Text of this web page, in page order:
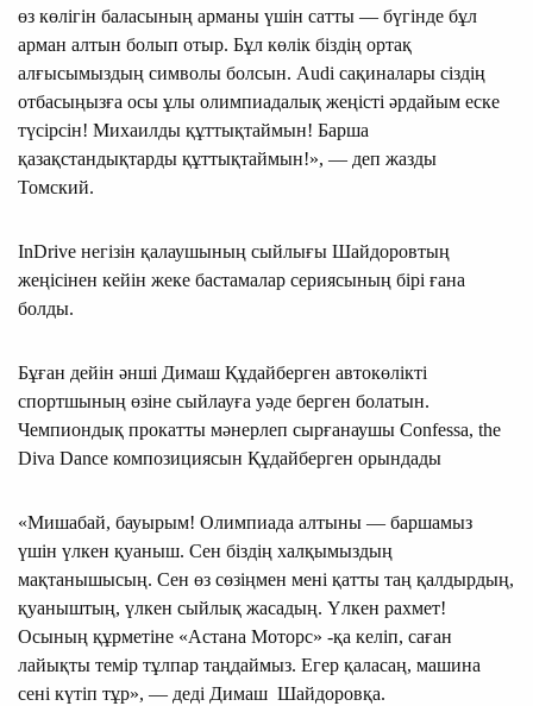
өз көлігін баласының арманы үшін сатты — бүгінде бұл
арман алтын болып отыр. Бұл көлік біздің ортақ
алғысымыздың символы болсын. Audi сақиналары сіздің
отбасыңызға осы ұлы олимпиадалық жеңісті әрдайым еске
түсірсін! Михаилды құттықтаймын! Барша
қазақстандықтарды құттықтаймын!», — деп жазды
Томский.
InDrive негізін қалаушының сыйлығы Шайдоровтың
жеңісінен кейін жеке бастамалар сериясының бірі ғана
болды.
Бұған дейін әнші Димаш Құдайберген автокөлікті
спортшының өзіне сыйлауға уәде берген болатын.
Чемпиондық прокатты мәнерлеп сырғанаушы Confessa, the
Diva Dance композициясын Құдайберген орындады
«Мишабай, бауырым! Олимпиада алтыны — баршамыз
үшін үлкен қуаныш. Сен біздің халқымыздың
мақтанышысың. Сен өз сөзіңмен мені қатты таң қалдырдың,
қуаныштың, үлкен сыйлық жасадың. Үлкен рахмет!
Осының құрметіне «Астана Моторс» -қа келіп, саған
лайықты темір тұлпар таңдаймыз. Егер қаласаң, машина
сені күтіп тұр», — деді Димаш Шайдоровқа.